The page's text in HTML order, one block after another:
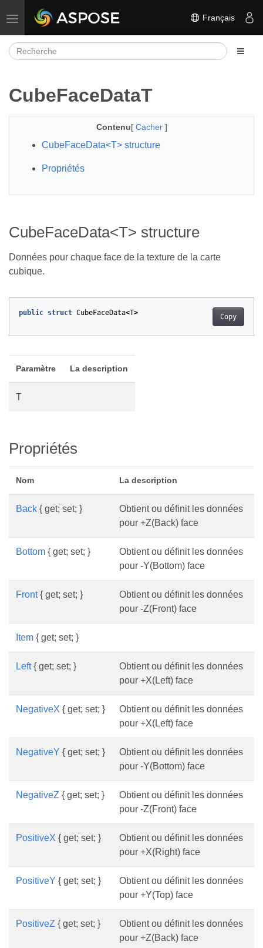
Basculer la navigation Français
CubeFaceDataT
Contenu[ Cacher ]
CubeFaceData<T> structure
Propriétés
CubeFaceData<T> structure
Données pour chaque face de la texture de la carte
cubique.
Copy
public struct CubeFaceData<T>
Paramètre La description
T
Propriétés
Nom La description
Back { get; set; }
Obtient ou définit les données
pour +Z(Back) face
Bottom { get; set; }
Obtient ou définit les données
pour -Y(Bottom) face
Front{ get; set; }
Obtient ou définit les données
pour -Z(Front) face
Item { get; set; }
Left{ get; set; }
Obtient ou définit les données
pour +X(Left) face
NegativeX { get; set; }
Obtient ou définit les données
pour +X(Left) face
NegativeY { get; set; }
Obtient ou définit les données
pour -Y(Bottom) face
NegativeZ { get; set; }
Obtient ou définit les données
pour -Z(Front) face
PositiveX { get; set; }
Obtient ou définit les données
pour +X(Right) face
PositiveY { get; set; }
Obtient ou définit les données
pour +Y(Top) face
PositiveZ { get; set; }
Obtient ou définit les données
pour +Z(Back) face